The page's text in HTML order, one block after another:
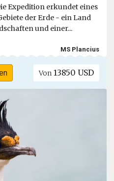
Expedition erkundet eines
der Erde - ein Land
und einer...
MS Plancius
Von 13850 USD